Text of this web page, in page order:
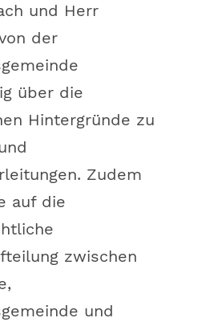
und Herr
der
über die
Hintergründe zu
Zudem
auf die
zwischen
und